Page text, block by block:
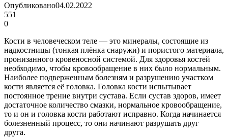
Опубликовано04.02.2022
551
0
Кости в человеческом теле — это минералы, состоящие из
надкостницы (тонкая плёнка снаружи) и пористого материала,
пронизанного кровеносной системой. Для здоровья костей
необходимо, чтобы кровообращение в них было нормальным.
Наиболее подверженным болезням и разрушению участком
кости является её головка. Головка кости испытывает
постоянное трение внутри сустава. Если сустав здоров, имеет
достаточное количество смазки, нормальное кровообращение,
то и он и головка кости работают исправно. Когда начинается
болезненный процесс, то они начинают разрушать друг
друга.